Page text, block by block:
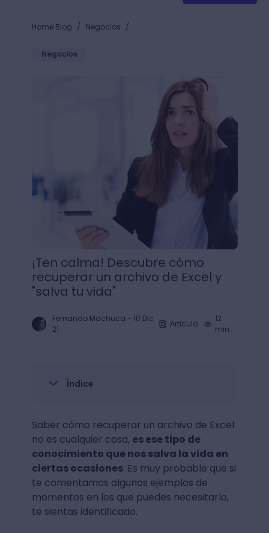
Home Blog / Negocios /
Negocios
¡Ten calma! Descubre cómo recuperar un archivo
¡Ten calma! Descubre cómo
recuperar un archivo de Excel y
"salva tu vida"
Fernando Machuca - 10 Dic
21
Articulo
12
min.
Índice
Saber cómo recuperar un archivo de Excel
no es cualquier cosa, es ese tipo de
conocimiento que nos salva la vida en
ciertas ocasiones. Es muy probable que si
te comentamos algunos ejemplos de
momentos en los que puedes necesitarlo,
te sientas identificado.